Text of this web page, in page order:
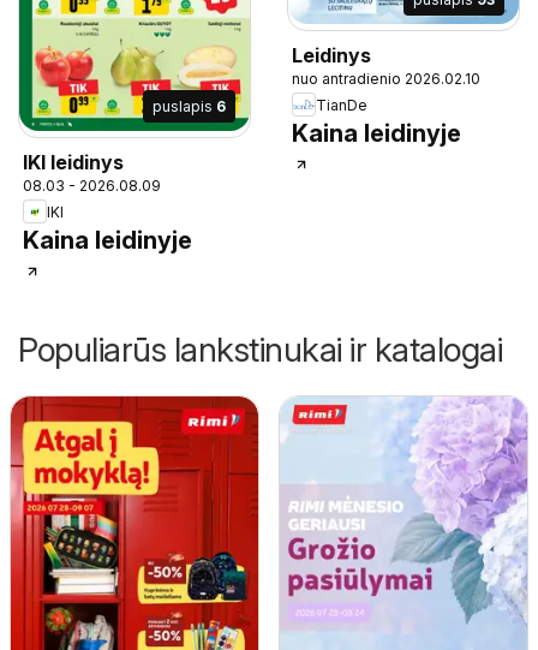
puslapis 6
IKI leidinys
08.03 - 2026.08.09
IKI
Kaina leidinyje
Leidinys
nuo antradienio 2026.02.10
TianDe
Kaina leidinyje
Populiarūs lankstinukai ir katalogai